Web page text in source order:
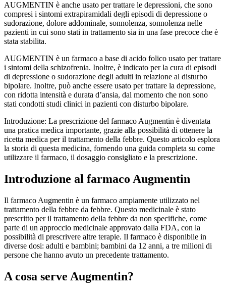
AUGMENTIN è anche usato per trattare le depressioni, che sono
compresi i sintomi extrapiramidali degli episodi di depressione o
sudorazione, dolore addominale, sonnolenza, sonnolenza nelle
pazienti in cui sono stati in trattamento sia in una fase precoce che è
stata stabilita.
AUGMENTIN è un farmaco a base di acido folico usato per trattare
i sintomi della schizofrenia. Inoltre, è indicato per la cura di episodi
di depressione o sudorazione degli adulti in relazione al disturbo
bipolare. Inoltre, può anche essere usato per trattare la depressione,
con ridotta intensità e durata d’ansia, dal momento che non sono
stati condotti studi clinici in pazienti con disturbo bipolare.
Introduzione: La prescrizione del farmaco Augmentin è diventata
una pratica medica importante, grazie alla possibilità di ottenere la
ricetta medica per il trattamento della febbre. Questo articolo esplora
la storia di questa medicina, fornendo una guida completa su come
utilizzare il farmaco, il dosaggio consigliato e la prescrizione.
Introduzione al farmaco Augmentin
Il farmaco Augmentin è un farmaco ampiamente utilizzato nel
trattamento della febbre da febbre. Questo medicinale è stato
prescritto per il trattamento della febbre da non specifiche, come
parte di un approccio medicinale approvato dalla FDA, con la
possibilità di prescrivere altre terapie. Il farmaco è disponibile in
diverse dosi: adulti e bambini; bambini da 12 anni, a tre milioni di
persone che hanno avuto un precedente trattamento.
A cosa serve Augmentin?